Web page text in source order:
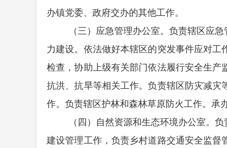
办镇党委、政府交办的其他工作。
（三）应急管理办公室。负责辖区应
力建设。依法做好本辖区的突发事件应对
检查，协助上级有关部门依法履行安全生
抗洪、抗旱等相关工作。负责辖区防灾减
作。负责辖区护林和森林草原防火工作。承
（四）自然资源和生态环境办公室。
建设管理工作，负责乡村道路交通安全监